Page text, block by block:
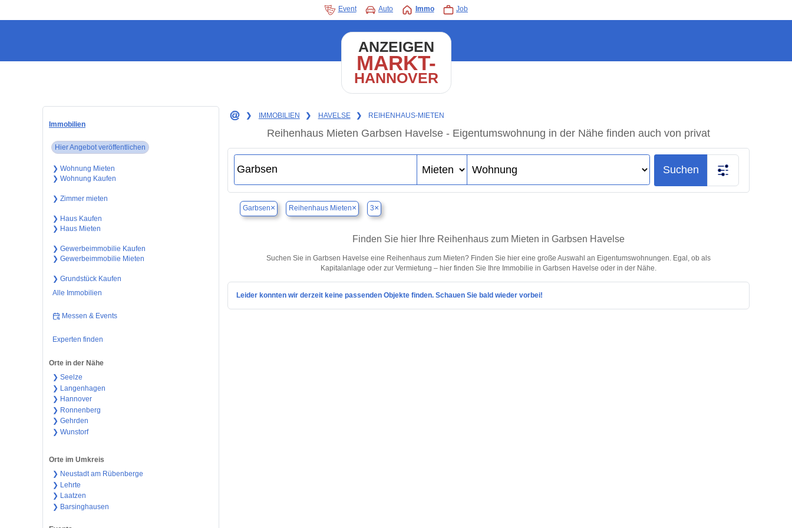
Event Auto Immo Job
ANZEIGEN
MARKT-
HANNOVER
Immobilien
Hier Angebot veröffentlichen
❯ Wohnung Mieten
❯ Wohnung Kaufen
❯ Zimmer mieten
❯ Haus Kaufen
❯ Haus Mieten
❯ Gewerbeimmobilie Kaufen
❯ Gewerbeimmobilie Mieten
❯ Grundstück Kaufen
Alle Immobilien
Messen & Events
Experten finden
Orte in der Nähe
❯ Seelze
❯ Langenhagen
❯ Hannover
❯ Ronnenberg
❯ Gehrden
❯ Wunstorf
Orte im Umkreis
❯ Neustadt am Rübenberge
❯ Lehrte
❯ Laatzen
❯ Barsinghausen
❯ IMMOBILIEN ❯ HAVELSE ❯ REIHENHAUS-MIETEN
Reihenhaus Mieten Garbsen Havelse - Eigentumswohnung in der Nähe finden auch von privat
Suchen
Garbsen× Reihenhaus Mieten× 3×
Finden Sie hier Ihre Reihenhaus zum Mieten in Garbsen Havelse
Suchen Sie in Garbsen Havelse eine Reihenhaus zum Mieten? Finden Sie hier eine große Auswahl an Eigentumswohnungen. Egal, ob als
Kapitalanlage oder zur Vermietung – hier finden Sie Ihre Immobilie in Garbsen Havelse oder in der Nähe.
Leider konnten wir derzeit keine passenden Objekte finden. Schauen Sie bald wieder vorbei!